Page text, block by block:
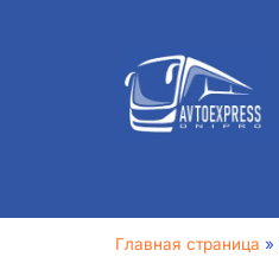
Главная страница »